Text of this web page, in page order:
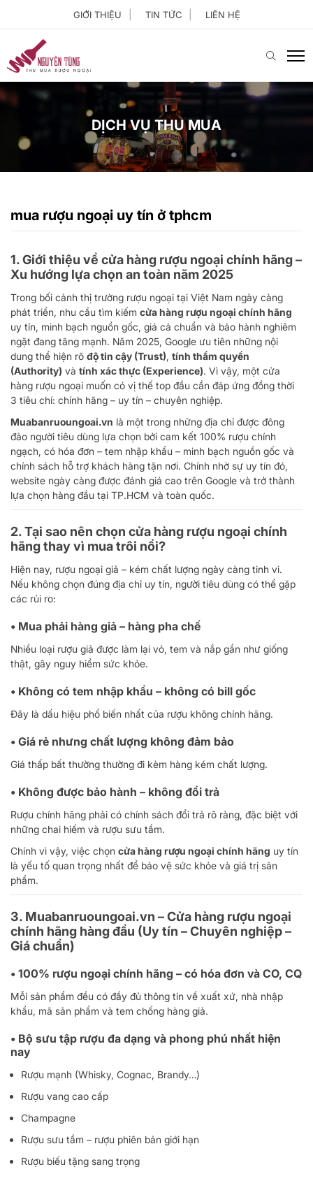
GIỚI THIỆU TIN TỨC LIÊN HỆ
DỊCH VỤ THU MUA
mua rượu ngoại uy tín ở tphcm
1. Giới thiệu về cửa hàng rượu ngoại chính hãng –
Xu hướng lựa chọn an toàn năm 2025
Trong bối cảnh thị trường rượu ngoại tại Việt Nam ngày càng
phát triển, nhu cầu tìm kiếm cửa hàng rượu ngoại chính hãng
uy tín, minh bạch nguồn gốc, giá cả chuẩn và bảo hành nghiêm
ngặt đang tăng mạnh. Năm 2025, Google ưu tiên những nội
dung thể hiện rõ độ tin cậy (Trust), tính thẩm quyền
(Authority) và tính xác thực (Experience). Vì vậy, một cửa
hàng rượu ngoại muốn có vị thế top đầu cần đáp ứng đồng thời
3 tiêu chí: chính hãng – uy tín – chuyên nghiệp.
Muabanruoungoai.vn là một trong những địa chỉ được đông
đảo người tiêu dùng lựa chọn bởi cam kết 100% rượu chính
ngạch, có hóa đơn – tem nhập khẩu – minh bạch nguồn gốc và
chính sách hỗ trợ khách hàng tận nơi. Chính nhờ sự uy tín đó,
website ngày càng được đánh giá cao trên Google và trở thành
lựa chọn hàng đầu tại TP.HCM và toàn quốc.
2. Tại sao nên chọn cửa hàng rượu ngoại chính
hãng thay vì mua trôi nổi?
Hiện nay, rượu ngoại giả – kém chất lượng ngày càng tinh vi.
Nếu không chọn đúng địa chỉ uy tín, người tiêu dùng có thể gặp
các rủi ro:
• Mua phải hàng giả – hàng pha chế
Nhiều loại rượu giả được làm lại vỏ, tem và nắp gần như giống
thật, gây nguy hiểm sức khỏe.
• Không có tem nhập khẩu – không có bill gốc
Đây là dấu hiệu phổ biến nhất của rượu không chính hãng.
• Giá rẻ nhưng chất lượng không đảm bảo
Giá thấp bất thường thường đi kèm hàng kém chất lượng.
• Không được bảo hành – không đổi trả
Rượu chính hãng phải có chính sách đổi trả rõ ràng, đặc biệt với
những chai hiếm và rượu sưu tầm.
Chính vì vậy, việc chọn cửa hàng rượu ngoại chính hãng uy tín
là yếu tố quan trọng nhất để bảo vệ sức khỏe và giá trị sản
phẩm.
3. Muabanruoungoai.vn – Cửa hàng rượu ngoại
chính hãng hàng đầu (Uy tín – Chuyên nghiệp –
Giá chuẩn)
• 100% rượu ngoại chính hãng – có hóa đơn và CO, CQ
Mỗi sản phẩm đều có đầy đủ thông tin về xuất xứ, nhà nhập
khẩu, mã sản phẩm và tem chống hàng giả.
• Bộ sưu tập rượu đa dạng và phong phú nhất hiện
nay
Rượu mạnh (Whisky, Cognac, Brandy…)
Rượu vang cao cấp
Champagne
Rượu sưu tầm – rượu phiên bản giới hạn
Rượu biếu tặng sang trọng